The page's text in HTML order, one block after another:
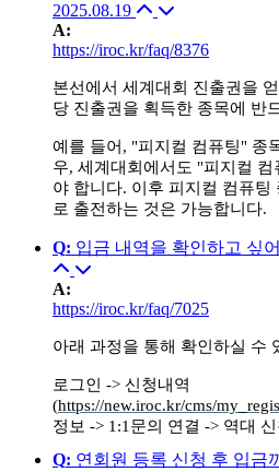
2025.08.19
A:
https://iroc.kr/faq/8376
본선에서 세계대회 진출권을
당 진출권을 획득한 종목에 반
예를 들어, "피지컬 컴퓨팅" 종
우, 세계대회에서도 "피지컬
야 합니다. 이후 피지컬 컴퓨팅
로 출전하는 것은 가능합니다.
Q: 입금 내역을 확인하고 싶
A:
https://iroc.kr/faq/7025
아래 과정을 통해 확인하실 수
로그인 -> 신청내역
(https://new.iroc.kr/cms/
정보 -> 1:1문의 연결 -> 역대
Q: 연회원 등록 신청 후 입금